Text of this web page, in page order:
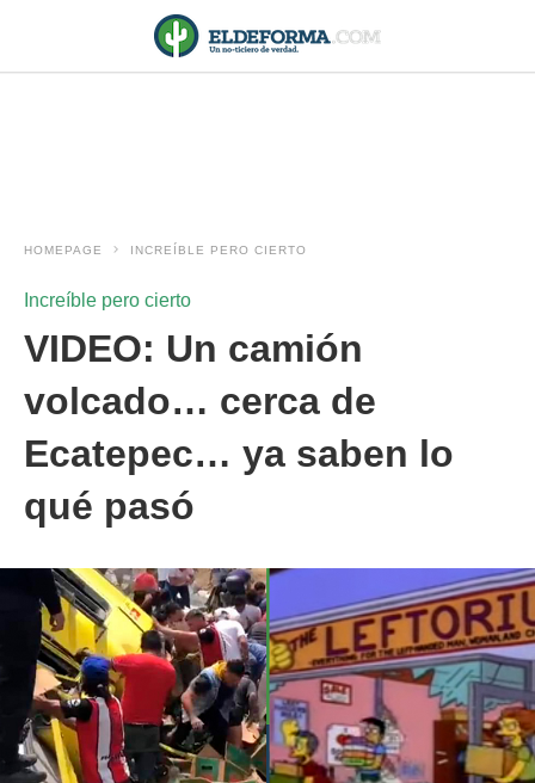
HOMEPAGE INCREÍBLE PERO CIERTO
Increíble pero cierto
VIDEO: Un camión
volcado… cerca de
Ecatepec… ya saben lo
qué pasó